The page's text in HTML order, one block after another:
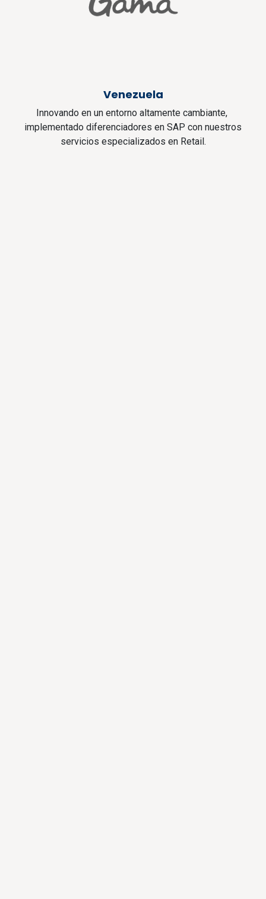
Venezuela
Innovando en un entorno altamente cambiante,
implementado diferenciadores en SAP con nuestros
servicios especializados en Retail.